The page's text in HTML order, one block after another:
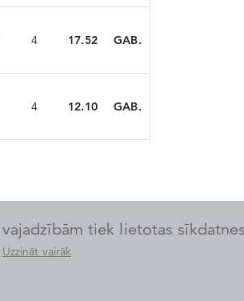
4 17.52 GAB.
4 12.10 GAB.
tiek lietotas
Uzzināt vairāk